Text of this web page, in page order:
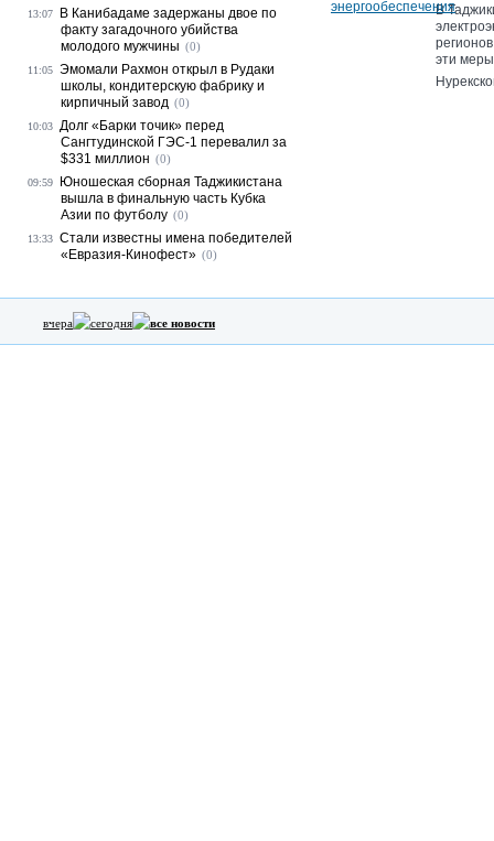
В
эти
13:07
В Канибадаме задержаны двое по
факту загадочного убийства
молодого мужчины (0)
11:05 Эмомали Рахмон открыл в Рудаки
школы, кондитерскую фабрику и
кирпичный завод (0)
10:03 Долг «Барки точик» перед
Сангтудинской ГЭС-1 перевалил за
$331 миллион (0)
09:59
Юношеская сборная Таджикистана
вышла в финальную часть Кубка
Азии по футболу (0)
13:33 Стали известны имена победителей
«Евразия-Кинофест» (0)
вчера сегодня все новости